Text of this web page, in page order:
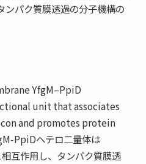
ンパク質膜透過の分子機構の
YfgM–PpiD
unit that associates
and promotes protein
PpiDヘテロ二量体は
互作用し、タンパク質膜透